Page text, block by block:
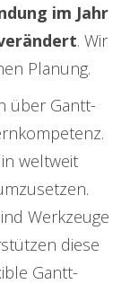
im Jahr
. Wir
Planung.
über Gantt-
weltweit
Werkzeuge
diese
Gantt-